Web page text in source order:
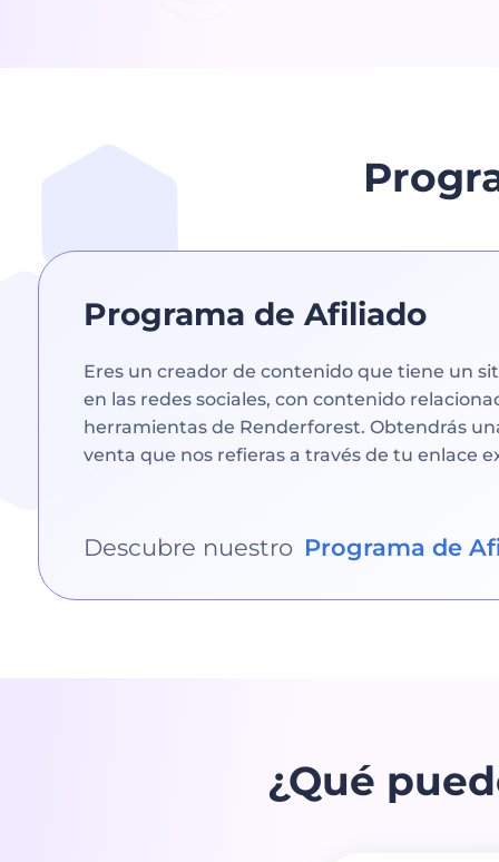
Programa de Afiliado
Eres un creador de contenido que tiene un
en las redes sociales, con contenido
herramientas de Renderforest. Obtendrás
venta que nos refieras a través de tu enlace
Descubre nuestro Programa de
¿Qué